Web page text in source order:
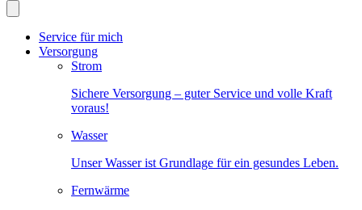
Service für mich
Versorgung
Strom
Sichere Versorgung – guter Service und volle Kraft
voraus!
Wasser
Unser Wasser ist Grundlage für ein gesundes Leben.
Fernwärme